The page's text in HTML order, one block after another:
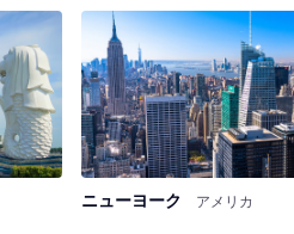
ニューヨーク アメリカ